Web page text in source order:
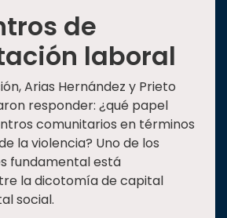
de
laboral
Arias Hernández y Prieto
responder: ¿qué papel
comunitarios en términos
la violencia? Uno de los
fundamental está
la dicotomía de capital
social.